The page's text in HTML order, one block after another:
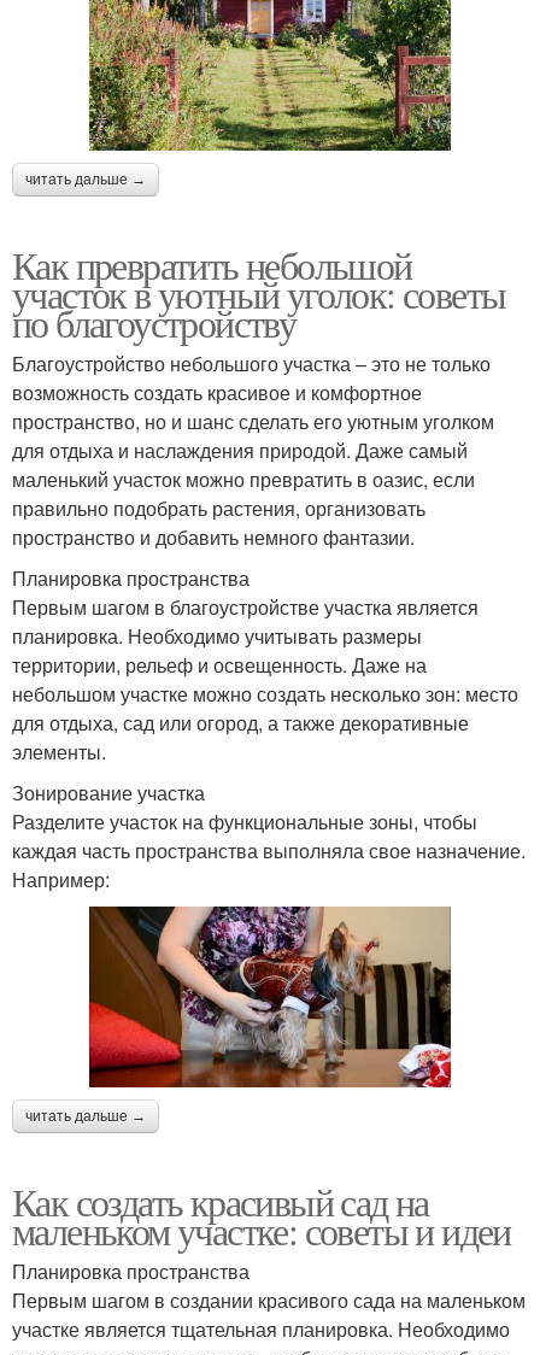
читать дальше →
Как превратить небольшой
участок в уютный уголок: советы
по благоустройству
Благоустройство небольшого участка – это не только
возможность создать красивое и комфортное
пространство, но и шанс сделать его уютным уголком
для отдыха и наслаждения природой. Даже самый
маленький участок можно превратить в оазис, если
правильно подобрать растения, организовать
пространство и добавить немного фантазии.
Планировка пространства
Первым шагом в благоустройстве участка является
планировка. Необходимо учитывать размеры
территории, рельеф и освещенность. Даже на
небольшом участке можно создать несколько зон: место
для отдыха, сад или огород, а также декоративные
элементы.
Зонирование участка
Разделите участок на функциональные зоны, чтобы
каждая часть пространства выполняла свое назначение.
Например:
читать дальше →
Как создать красивый сад на
маленьком участке: советы и идеи
Планировка пространства
Первым шагом в создании красивого сада на маленьком
участке является тщательная планировка. Необходимо